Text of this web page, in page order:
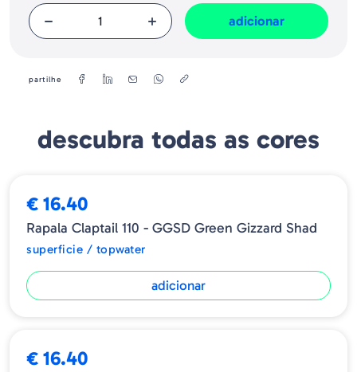
Corpo em plástico durável
Lâmina traseira em aço inoxidável
Amostra de superfície Splash-n'-Recover
Tamanho - 110mm
Peso - 24.80gr
adicionar
partilhe
descubra todas as cores
€ 16.40
Rapala Claptail 110 - GGSD Green Gizzard Shad
superficie / topwater
adicionar
€ 16.40